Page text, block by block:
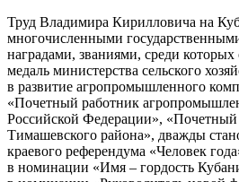
Труд Владимира Кирилловича на
многочисленными
наградами, званиями, среди которых
медаль министерства сельского
в развитие агропромышленного
«Почетный работник
Российской Федерации»,
Тимашевского района», дважды
краевого референдума «Человек
в номинации «Имя – ​гордость